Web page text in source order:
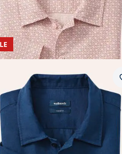
(-40%)
von 23.
Comfort Fit.
Mix Revers-Kragen-Hemd
4,5 (12)
(-40%)